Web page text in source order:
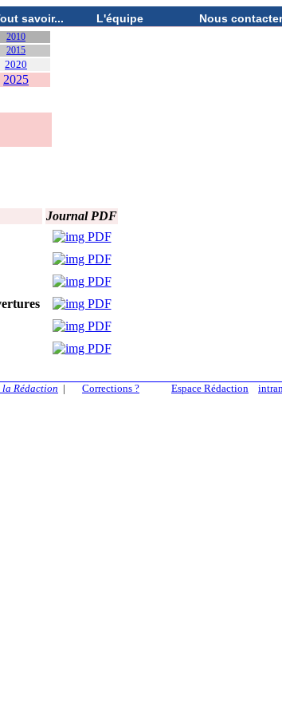
savoir... L'équipe Nous contacter
2010
2015
2020
2025
Journal PDF
Espace Rédaction
la Rédaction | Corrections ?